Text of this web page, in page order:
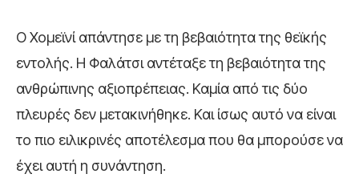
Ο Χομεϊνί απάντησε με τη βεβαιότητα της θεϊκής
εντολής. Η Φαλάτσι αντέταξε τη βεβαιότητα της
ανθρώπινης αξιοπρέπειας. Καμία από τις δύο
πλευρές δεν μετακινήθηκε. Και ίσως αυτό να είναι
το πιο ειλικρινές αποτέλεσμα που θα μπορούσε να
έχει αυτή η συνάντηση.